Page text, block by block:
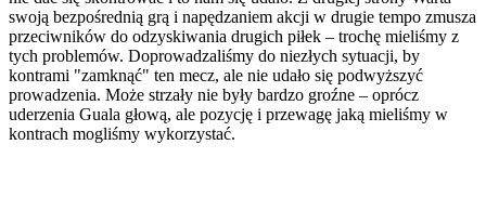
swoją bezpośrednią grą i napędzaniem akcji w drugie tempo zmusza
przeciwników do odzyskiwania drugich piłek – trochę mieliśmy z
tych problemów. Doprowadzaliśmy do niezłych sytuacji, by
kontrami "zamknąć" ten mecz, ale nie udało się podwyższyć
prowadzenia. Może strzały nie były bardzo groźne – oprócz
uderzenia Guala głową, ale pozycję i przewagę jaką mieliśmy w
kontrach mogliśmy wykorzystać.